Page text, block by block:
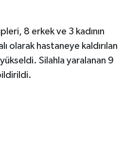
8 erkek ve 3 kadının
olarak hastaneye kaldırılan
Silahla yaralanan 9